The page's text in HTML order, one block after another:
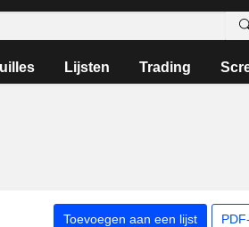
Lijsten Trading
Toevoegen aan een lijst